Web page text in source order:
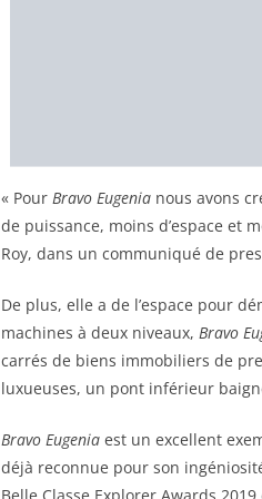
« Pour Bravo Eugenia nous avons
de puissance, moins d’espace et
Roy, dans un communiqué de
De plus, elle a de l’espace pour
machines à deux niveaux, Bravo
carrés de biens immobiliers de
luxueuses, un pont inférieur
Bravo Eugenia est un excellent
déjà reconnue pour son